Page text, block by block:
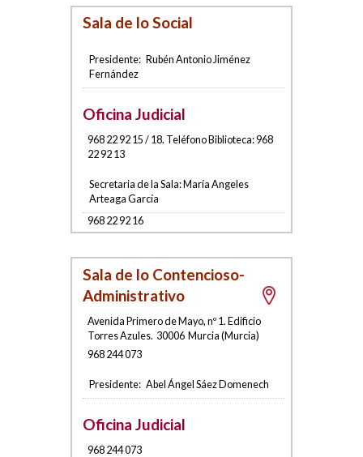
Sala de lo Social
Presidente: Rubén Antonio Jiménez
Fernández
Oficina Judicial
968 22 92 15 / 18. Teléfono Biblioteca: 968
22 92 13
Secretaria de la Sala:María Angeles
Arteaga García
968 22 92 16
Sala de lo Contencioso-
Administrativo
Avenida Primero de Mayo, nº 1. Edificio
Torres Azules. 30006 Murcia(Murcia)
968 244 073
Presidente: Abel Ángel Sáez Domenech
Oficina Judicial
968 244 073